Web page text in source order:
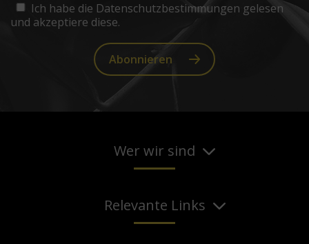
Ich habe die Datenschutzbestimmungen gelesen
und akzeptiere diese.
Abonnieren
Wer wir sind
Relevante Links